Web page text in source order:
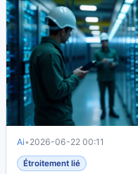
Ai• 2026-06-22 00:11
Étroitement lié